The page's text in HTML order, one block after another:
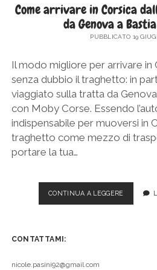
Come arrivare in Corsica
da Genova a
PUBBLICATO 19
Il modo migliore per arrivare in
senza dubbio il traghetto: in
viaggiato sulla tratta da
con Moby Corse. Essendo
indispensabile per muoversi in
traghetto come mezzo di
portare la tua…
CONTINUA A LEGGERE
ARRIVARE
CONTATTAMI:
nicole.pasini92@gmail.com